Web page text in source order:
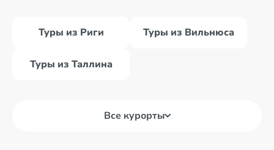
Туры из Риги Туры из Вильнюса
Туры из Таллина
Все курорты